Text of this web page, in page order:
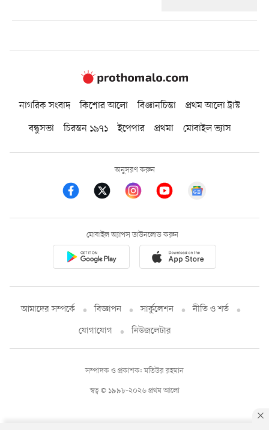
নাগরিক সংবাদ কিশোর আলো বিজ্ঞানচিন্তা
প্রথম আলো ট্রাস্ট
বন্ধুসভা
চিরন্তন ১৯৭১ ইপেপার প্রথমা মোবাইল ভ্যাস
অনুসরণ করুন
মোবাইল অ্যাপস ডাউনলোড করুন
আমাদের সম্পর্কে বিজ্ঞাপন সার্কুলেশন
নীতি ও শর্ত
যোগাযোগ
নিউজলেটার
স্বত্ব © ১৯৯৮-২০২৬ প্রথম আলো
সম্পাদক ও প্রকাশক: মতিউর রহমান